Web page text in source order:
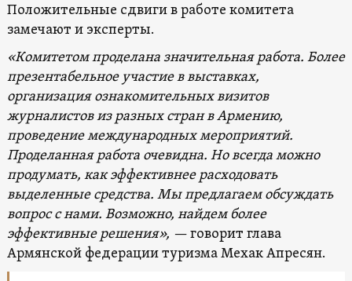
Положительные сдвиги в работе комитета
замечают и эксперты.
«Комитетом проделана значительная работа. Более
презентабельное участие в выставках,
организация ознакомительных визитов
журналистов из разных стран в Армению,
проведение международных мероприятий.
Проделанная работа очевидна. Но всегда можно
продумать, как эффективнее расходовать
выделенные средства. Мы предлагаем обсуждать
вопрос с нами. Возможно, найдем более
эффективные решения», —говорит глава
Армянской федерации туризма Мехак Апресян.